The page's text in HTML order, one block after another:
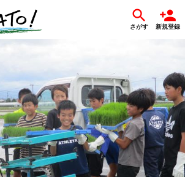
さがす 新規登録